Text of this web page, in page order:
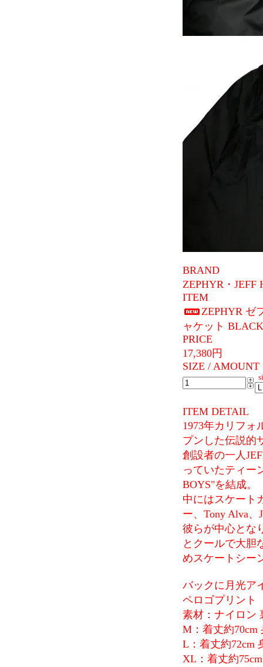
BRAND
ZEPHYR・JEFF
ITEM
ZEPHYR ゼ
ャケット
PRICE
17,380円
SIZE / AMOUNT
ITEM DETAIL
1973年カリフォ
プンした伝説的
創設者の一人
っていたティー
BOYS"を結成。
中にはスケート
ー、Tony Alva、
彼らが中心とな
とクールで大胆
めスケートシー
バックに月光ア
ペロゴプリント
素材：ナイロン
M：着丈約70cm
L：着丈約72cm
XL：着丈約